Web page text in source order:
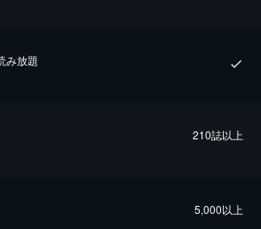
み放題
210誌以上
5,000以上